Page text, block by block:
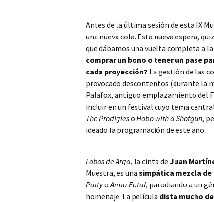
Antes de la última sesión de esta IX
una nueva cola. Esta nueva espera,
que dábamos una vuelta completa a
comprar un bono o tener un pase
cada proyección? La gestión de las
provocado descontentos (durante la
Palafox, antiguo emplazamiento del
incluir en un festival cuyo tema
The Prodigieso Hobo with a Shotgun,
ideado la programación de este año.
Lobos de Arga, la cinta de Juan
Muestra, es una simpática mezcla
PartyoArma Fatal, parodiando a un
homenaje. La película dista mucho